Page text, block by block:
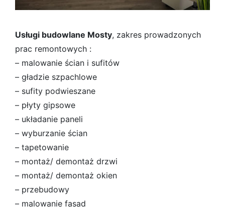
Usługi budowlane Mosty, zakres prowadzonych
prac remontowych :
– malowanie ścian i sufitów
– gładzie szpachlowe
– sufity podwieszane
– płyty gipsowe
– układanie paneli
– wyburzanie ścian
– tapetowanie
– montaż/ demontaż drzwi
– montaż/ demontaż okien
– przebudowy
– malowanie fasad